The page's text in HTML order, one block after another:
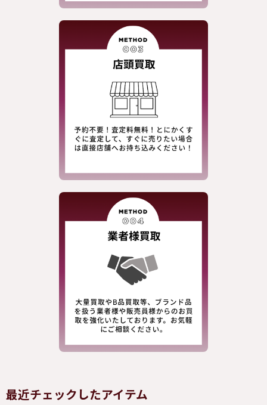
最近チェックしたアイテム